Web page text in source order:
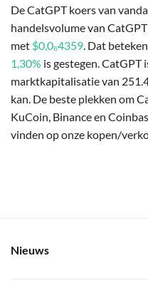
De CatGPT koers van
handelsvolume van
met $0,0₆4359 . Dat
1,30% is gestegen. CatGPT
marktkapitalisatie van
kan. De beste plekken om
KuCoin, Binance en
vinden op onze kopen/
Nieuws